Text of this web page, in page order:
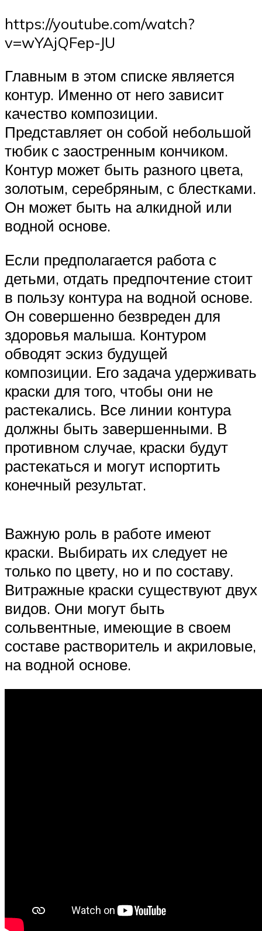
https://youtube.com/watch?
v=wYAjQFep-JU
Главным в этом списке является
контур. Именно от него зависит
качество композиции.
Представляет он собой небольшой
тюбик с заостренным кончиком.
Контур может быть разного цвета,
золотым, серебряным, с блестками.
Он может быть на алкидной или
водной основе.
Если предполагается работа с
детьми, отдать предпочтение стоит
в пользу контура на водной основе.
Он совершенно безвреден для
здоровья малыша. Контуром
обводят эскиз будущей
композиции. Его задача удерживать
краски для того, чтобы они не
растекались. Все линии контура
должны быть завершенными. В
противном случае, краски будут
растекаться и могут испортить
конечный результат.
Важную роль в работе имеют
краски. Выбирать их следует не
только по цвету, но и по составу.
Витражные краски существуют двух
видов. Они могут быть
сольвентные, имеющие в своем
составе растворитель и акриловые,
на водной основе.